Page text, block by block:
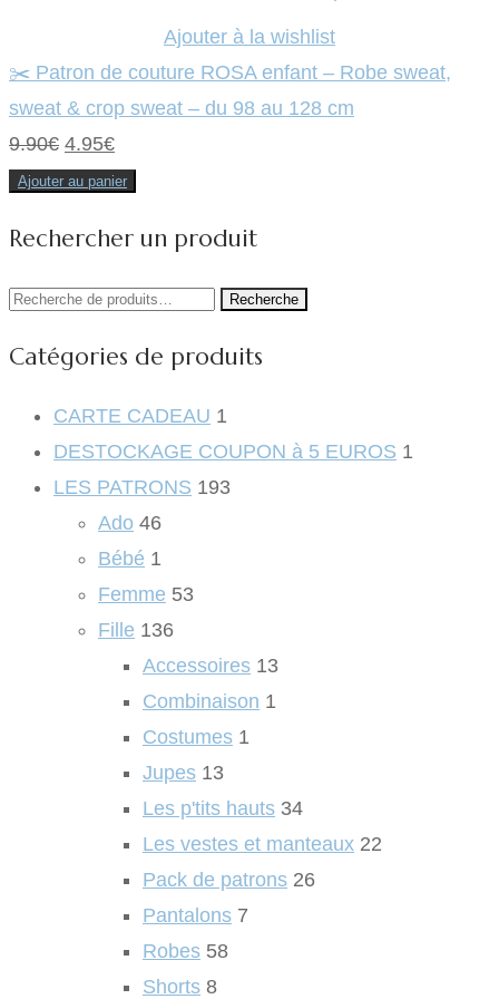
Ajouter à la wishlist
✂️ Patron de couture ROSA enfant – Robe sweat,
sweat & crop sweat – du 98 au 128 cm
9.90€ Le
prix
était :
9.90€.
4.95€Le
prix
est :
4.95€.
Ajouter au panier
Rechercher un produit
Recherche
Recherche
Catégories de produits
CARTE CADEAU 1
DESTOCKAGE COUPON à 5 EUROS 1
LES PATRONS 193
Ado 46
Bébé 1
Femme 53
Fille 136
Accessoires 13
Combinaison 1
Costumes 1
Jupes 13
Les p'tits hauts 34
Les vestes et manteaux 22
Pack de patrons 26
Pantalons 7
Robes 58
Shorts 8